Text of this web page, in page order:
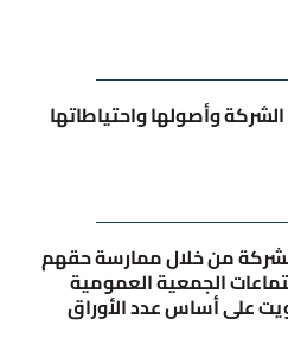
وأصولها واحتياطاتها
من خلال ممارسة حقهم
الجمعية العمومية
على أساس عدد الأوراق